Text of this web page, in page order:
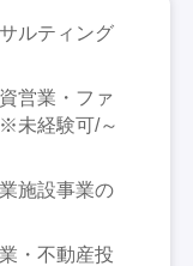
ルティング
営業・ファ
未経験可/～
施設事業の
・不動産投